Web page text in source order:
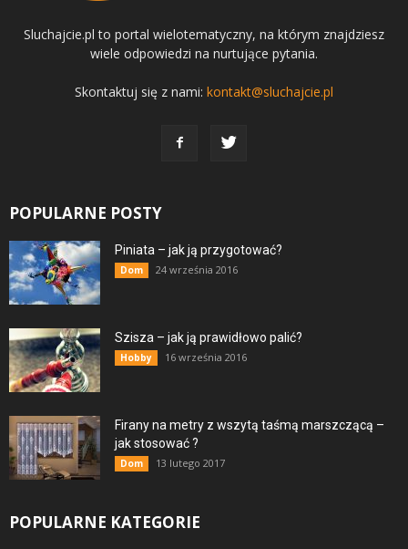
Sluchajcie.pl to portal wielotematyczny, na którym znajdziesz
wiele odpowiedzi na nurtujące pytania.
Skontaktuj się z nami: kontakt@sluchajcie.pl
POPULARNE POSTY
Piniata – jak ją przygotować?
Dom 24 września 2016
Szisza – jak ją prawidłowo palić?
Hobby 16 września 2016
Firany na metry z wszytą taśmą marszczącą –
jak stosować ?
Dom 13 lutego 2017
POPULARNE KATEGORIE